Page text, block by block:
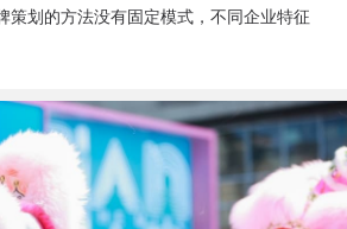
策划的方法没有固定模式，不同企业特征